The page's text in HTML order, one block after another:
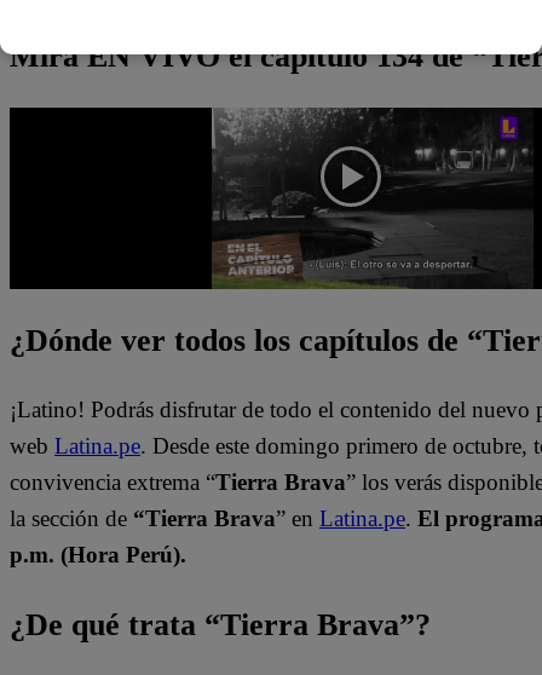
Mira EN VIVO el capítulo 134 de
¿Dónde ver todos los capítulos de
¡Latino! Podrás disfrutar de todo el contenido del nuevo
web Latina.pe. Desde este domingo primero de
convivencia extrema “Tierra Brava” los verás
la sección de “Tierra Brava” en Latina.pe. El
p.m. (Hora Perú).
¿De qué trata “Tierra Brava”?